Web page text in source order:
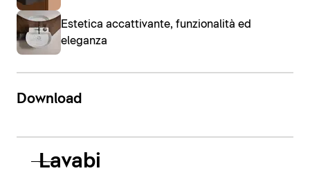
Estetica accattivante, funzionalità ed
eleganza
Download
Lavabi